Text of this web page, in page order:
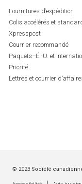
Fournitures d’expédition
Colis accélérés et
Xpresspost
Courrier recommandé
Paquets–É.-U. et
Priorité
Lettres et courrier
© 2023 Société